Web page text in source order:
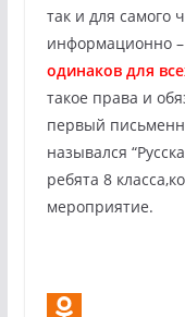
так и для самого
информационно –
одинаков для
такое права и
первый
назывался
ребята 8
мероприятие.